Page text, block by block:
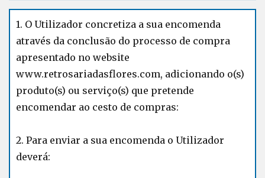
1. O Utilizador concretiza a sua encomenda
através da conclusão do processo de compra
apresentado no website
www.retrosariadasflores.com, adicionando o(s)
produto(s) ou serviço(s) que pretende
encomendar ao cesto de compras:
2. Para enviar a sua encomenda o Utilizador
deverá: